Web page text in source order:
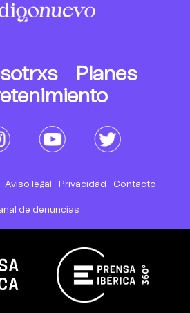
Planes
Aviso legal Privacidad Contacto
de denuncias